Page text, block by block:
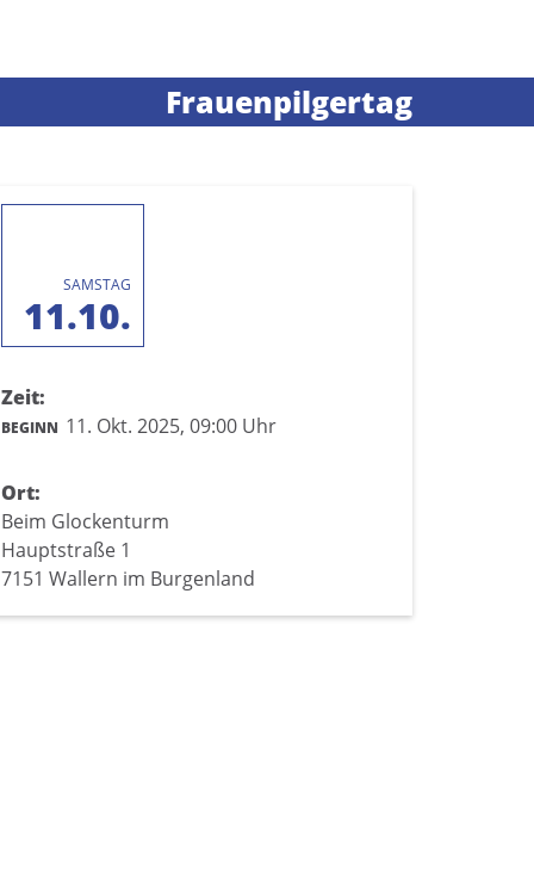
Frauenpilgertag
SAMSTAG
11.10.
Zeit:
BEGINN 11. Okt. 2025, 09:00 Uhr
Ort:
Beim Glockenturm
Hauptstraße 1
7151 Wallern im Burgenland